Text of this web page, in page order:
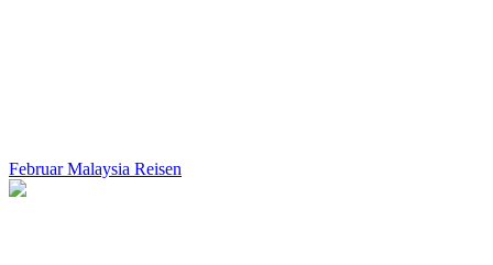
Februar Malaysia Reisen